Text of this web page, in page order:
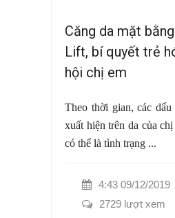
Căng da mặt
Lift, bí quyết trẻ
hội chị em
Theo thời gian, các dấu
xuất hiện trên da của
có thể là tình trạng ...
4:43 09/12/2019
2729 lượt xem